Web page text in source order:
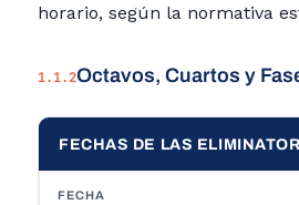
horario, según la normativa
1.1.2Octavos, Cuartos y
FECHAS DE LAS
FECHA